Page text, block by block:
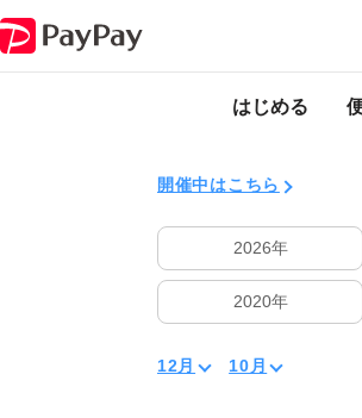
はじめる
開催中はこちら
2026年
2020年
12月 10月